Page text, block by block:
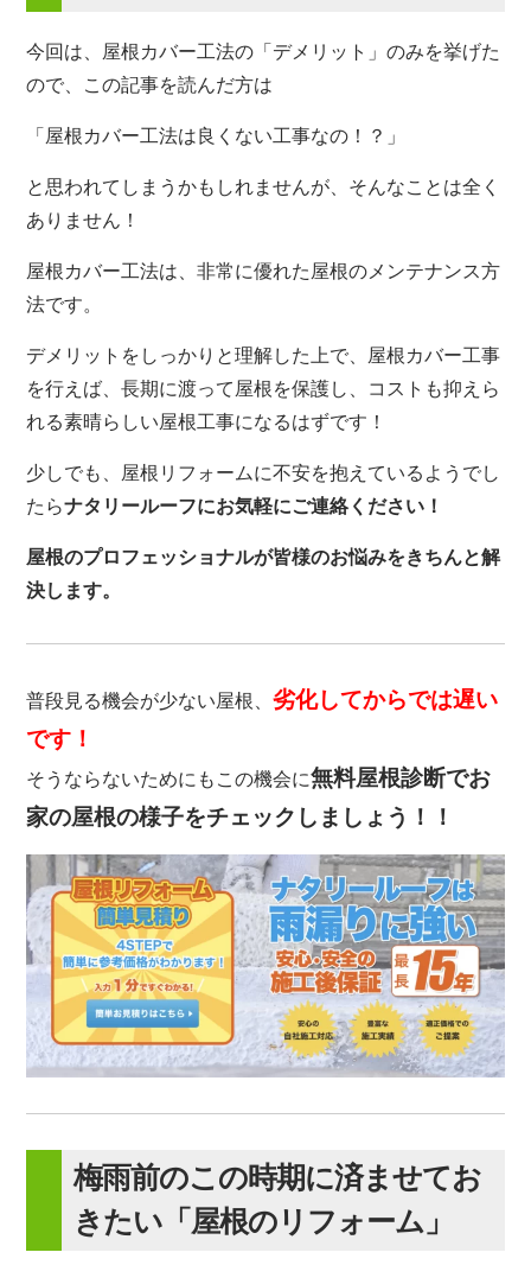
今回は、屋根カバー工法の「デメリット」のみを挙げた
ので、この記事を読んだ方は
「屋根カバー工法は良くない工事なの！？」
と思われてしまうかもしれませんが、そんなことは全く
ありません！
屋根カバー工法は、非常に優れた屋根のメンテナンス方
法です。
デメリットをしっかりと理解した上で、屋根カバー工事
を行えば、長期に渡って屋根を保護し、コストも抑えら
れる素晴らしい屋根工事になるはずです！
少しでも、屋根リフォームに不安を抱えているようでし
たらナタリールーフにお気軽にご連絡ください！
屋根のプロフェッショナルが皆様のお悩みをきちんと解
決します。
普段見る機会が少ない屋根、劣化してからでは遅い
です！
そうならないためにもこの機会に無料屋根診断でお
家の屋根の様子をチェックしましょう！！
梅雨前のこの時期に済ませてお
きたい「屋根のリフォーム」